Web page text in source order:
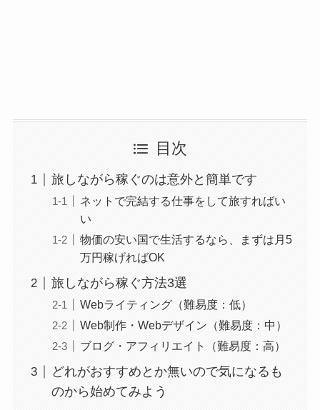
目次
旅しながら稼ぐのは意外と簡単です
ネットで完結する仕事をして旅すればい
い
物価の安い国で生活するなら、まずは月5
万円稼げればOK
旅しながら稼ぐ方法3選
Webライティング（難易度：低）
Web制作・Webデザイン（難易度：中）
ブログ・アフィリエイト（難易度：高）
どれがおすすめとか無いので気になるも
のから始めてみよう